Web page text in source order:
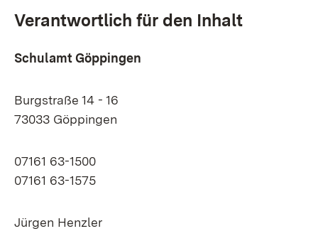
Verantwortlich für den Inhalt
Schulamt Göppingen
Burgstraße 14 - 16
73033 Göppingen
07161 63-1500
07161 63-1575
Jürgen Henzler